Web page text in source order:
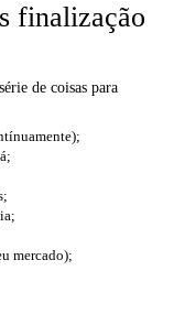
finalização
de coisas para
mercado);